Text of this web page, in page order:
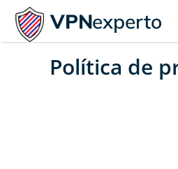
VPNexperto
Política de